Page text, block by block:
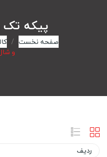
پیکه
صفحه نخست
و
ردیف